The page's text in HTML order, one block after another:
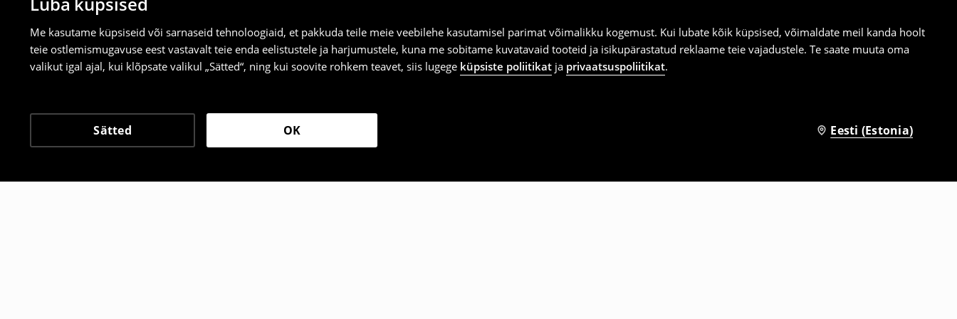
Me kasutame küpsiseid või sarnaseid tehnoloogiaid, et pakkuda teile meie veebilehe kasutamisel parimat võimalikku kogemust. Kui lubate kõik küpsised, võimaldate meil kanda hoolt
teie ostlemismugavuse eest vastavalt teie enda eelistustele ja harjumustele, kuna me sobitame kuvatavaid tooteid ja isikupärastatud reklaame teie vajadustele. Te saate muuta oma
valikut igal ajal, kui klõpsate valikul „Sätted“, ning kui soovite rohkem teavet, siis lugege küpsiste poliitikat ja privaatsuspoliitikat.
Sätted OK Eesti (Estonia)